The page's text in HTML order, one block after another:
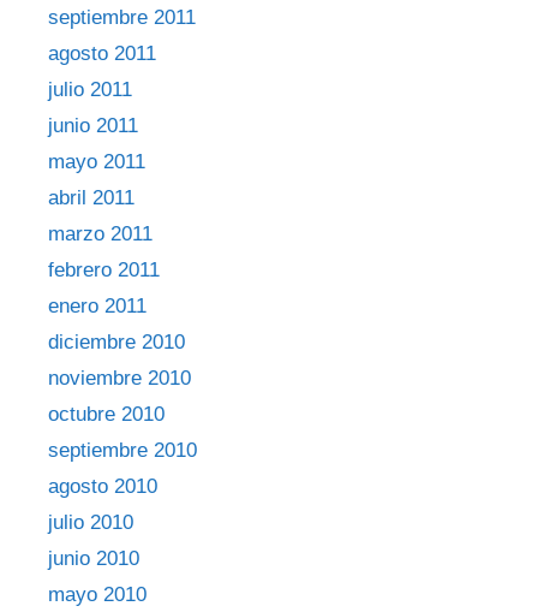
septiembre 2011
agosto 2011
julio 2011
junio 2011
mayo 2011
abril 2011
marzo 2011
febrero 2011
enero 2011
diciembre 2010
noviembre 2010
octubre 2010
septiembre 2010
agosto 2010
julio 2010
junio 2010
mayo 2010